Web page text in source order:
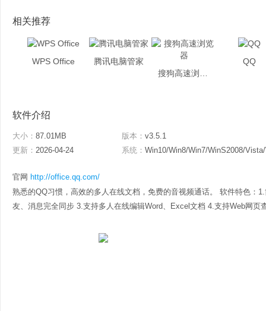
相关推荐
WPS Office
腾讯电脑管家
QQ
软件介绍
大小： 87.01MB 版本： v3.5.1
更新： 2026-04-24 系统： Win10/Win8/Win7/WinS2008/
官网 http://office.qq.com/
熟悉的QQ习惯，高效的多人在线文档，免费的音视频通话。 软件特色：
友、消息完全同步 3.支持多人在线编辑Word、Excel文档 4.支持Web网页